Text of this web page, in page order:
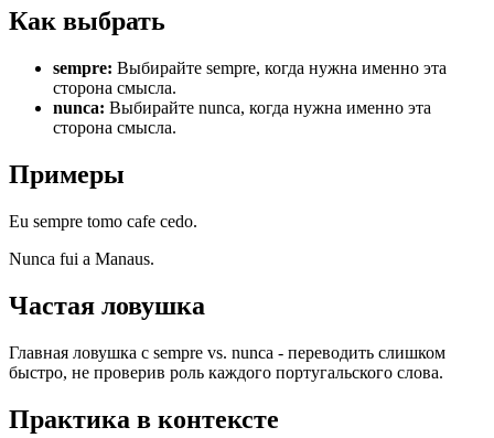
Как выбрать
sempre: Выбирайте sempre, когда нужна именно эта
сторона смысла.
nunca: Выбирайте nunca, когда нужна именно эта
сторона смысла.
Примеры
Eu sempre tomo cafe cedo.
Nunca fui a Manaus.
Частая ловушка
Главная ловушка с sempre vs. nunca - переводить слишком
быстро, не проверив роль каждого португальского слова.
Практика в контексте